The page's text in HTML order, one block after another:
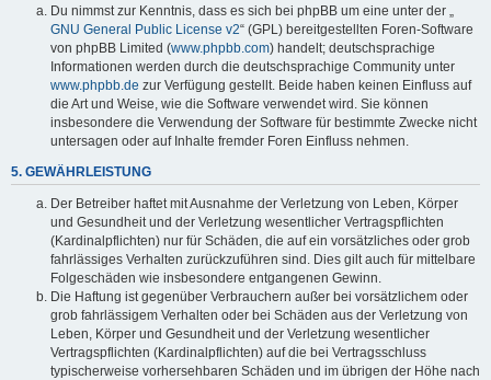
Du nimmst zur Kenntnis, dass es sich bei phpBB um eine unter der „
GNU General Public License v2“ (GPL) bereitgestellten Foren-Software
von phpBB Limited (www.phpbb.com) handelt; deutschsprachige
Informationen werden durch die deutschsprachige Community unter
www.phpbb.de zur Verfügung gestellt. Beide haben keinen Einfluss auf
die Art und Weise, wie die Software verwendet wird. Sie können
insbesondere die Verwendung der Software für bestimmte Zwecke nicht
untersagen oder auf Inhalte fremder Foren Einfluss nehmen.
5. GEWÄHRLEISTUNG
Der Betreiber haftet mit Ausnahme der Verletzung von Leben, Körper
und Gesundheit und der Verletzung wesentlicher Vertragspflichten
(Kardinalpflichten) nur für Schäden, die auf ein vorsätzliches oder grob
fahrlässiges Verhalten zurückzuführen sind. Dies gilt auch für mittelbare
Folgeschäden wie insbesondere entgangenen Gewinn.
Die Haftung ist gegenüber Verbrauchern außer bei vorsätzlichem oder
grob fahrlässigem Verhalten oder bei Schäden aus der Verletzung von
Leben, Körper und Gesundheit und der Verletzung wesentlicher
Vertragspflichten (Kardinalpflichten) auf die bei Vertragsschluss
typischerweise vorhersehbaren Schäden und im übrigen der Höhe nach